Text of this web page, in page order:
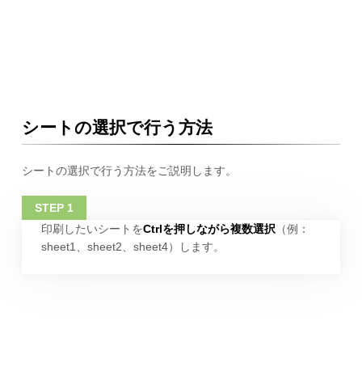
シートの選択で行う方法
シートの選択で行う方法をご説明します。
印刷したいシートをCtrlを押しながら複数選択 （例：
sheet1、sheet2、sheet4）します。